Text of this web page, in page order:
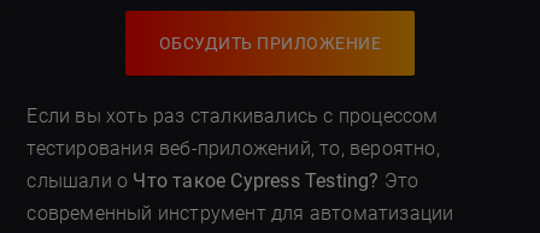
ОБСУДИТЬ ПРИЛОЖЕНИЕ
Если вы хоть раз сталкивались с процессом
тестирования веб-приложений, то, вероятно,
слышали о Что такое Cypress Testing? Это
современный инструмент для автоматизации